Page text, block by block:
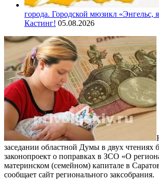
города. Городской мюзикл «Энгельс,
Кастинг! 05.08.2026
заседании областной Думы в двух чтениях
законопроект о поправках в ЗСО «О
материнском (семейном) капитале в
сообщает сайт регионального заксобрания.